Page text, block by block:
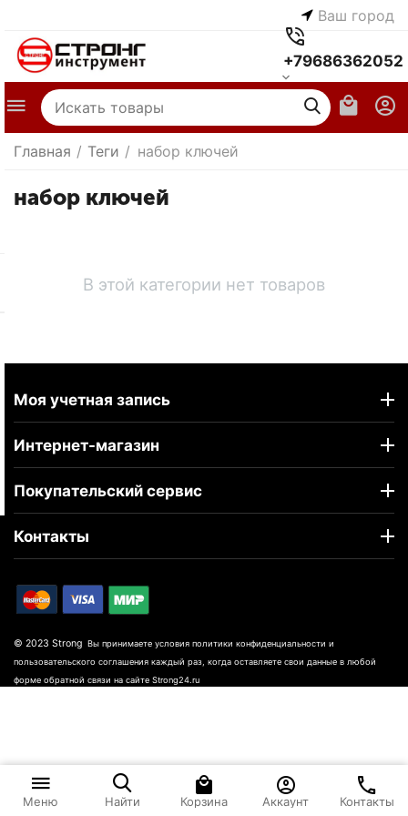
Ваш город
+79686362052
Главная / Теги / набор ключей
набор ключей
В этой категории нет товаров
Моя учетная запись
Интернет-магазин
Покупательский сервис
Контакты
© 2023 Strong Вы принимаете условия политики конфиденциальности и
пользовательского соглашения каждый раз, когда оставляете свои данные в любой
форме обратной связи на сайте Strong24.ru
Меню Найти Корзина Аккаунт Контакты